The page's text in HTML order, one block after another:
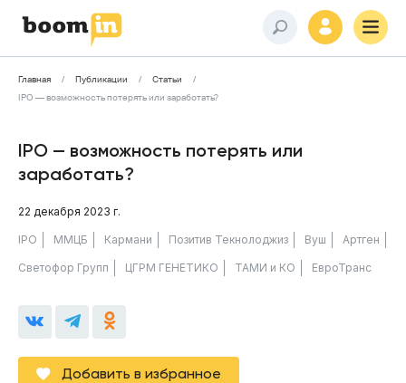
Главная Публикации
Статьи
IPO — возможность потерять или заработать?
IPO — возможность потерять или
заработать?
22 декабря 2023 г.
IPO ММЦБ Кармани Позитив Текнолоджиз Вуш Артген
Светофор Групп ЦГРМ ГЕНЕТИКО ТАМИ и КО ЕвроТранс
Добавить в избранное